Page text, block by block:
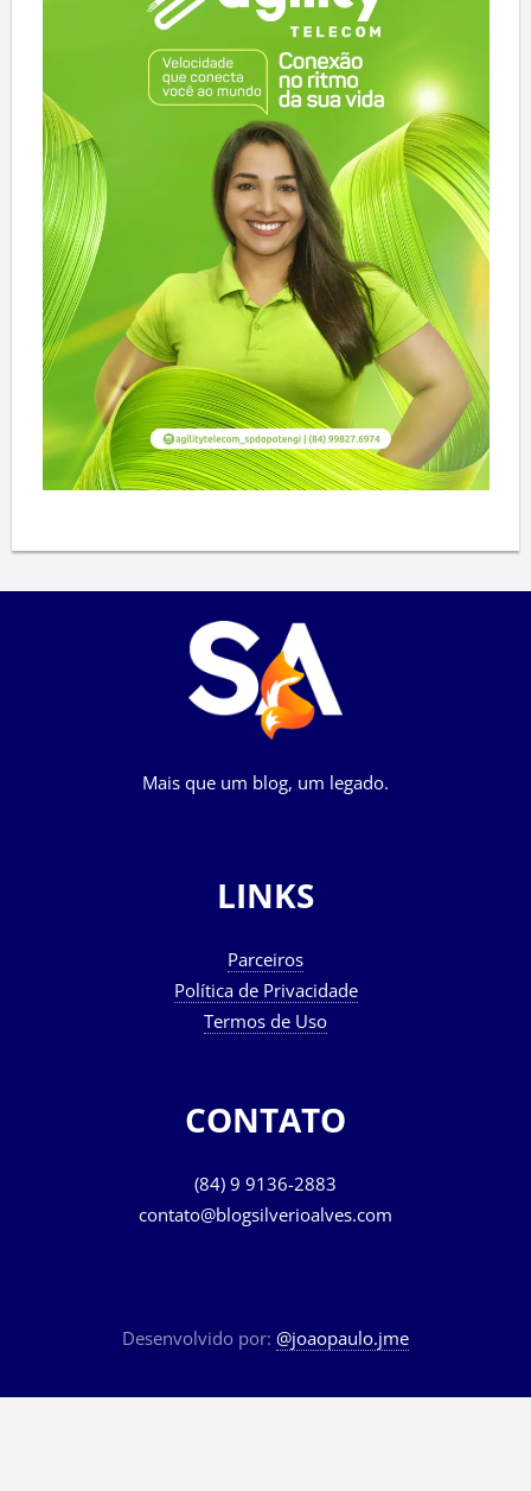
Mais que um blog, um legado.
LINKS
Parceiros
Política de Privacidade
Termos de Uso
CONTATO
(84) 9 9136-2883
contato@blogsilverioalves.com
Desenvolvido por: @joaopaulo.jme